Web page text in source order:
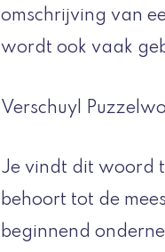
omschrijving van
wordt ook vaak
Verschuyl
Je vindt dit woord
behoort tot de
beginnend